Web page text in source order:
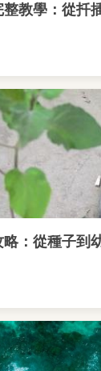
教學：從扦
：從種子到